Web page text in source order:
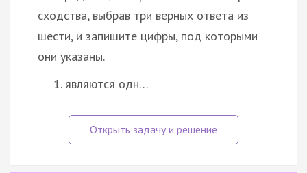
сходства, выбрав три верных ответа из
шести, и запишите цифры, под которыми
они указаны.
являются одн…